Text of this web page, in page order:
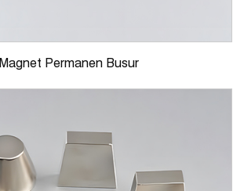
Magnet Permanen Busur